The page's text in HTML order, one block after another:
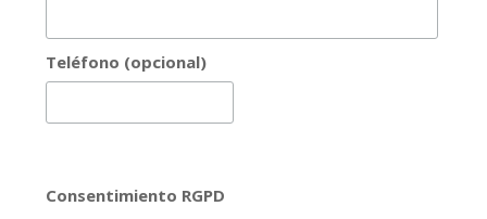
Teléfono (opcional)
Consentimiento RGPD